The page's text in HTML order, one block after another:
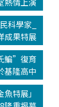
科學家_
成果特展
鯿”復育
基隆高中
特展」